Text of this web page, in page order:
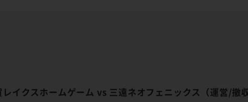
イクスホームゲーム vs 三遠ネオフェニックス（運営/撤